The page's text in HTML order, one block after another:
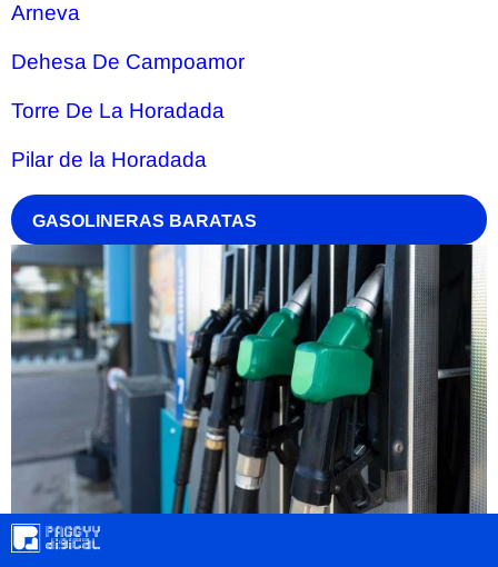
Arneva
Dehesa De Campoamor
Torre De La Horadada
Pilar de la Horadada
GASOLINERAS BARATAS